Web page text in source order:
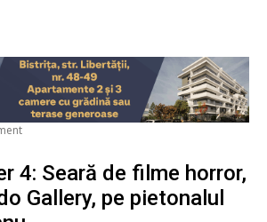
4: Seară de filme horror,
Gallery, pe pietonalul